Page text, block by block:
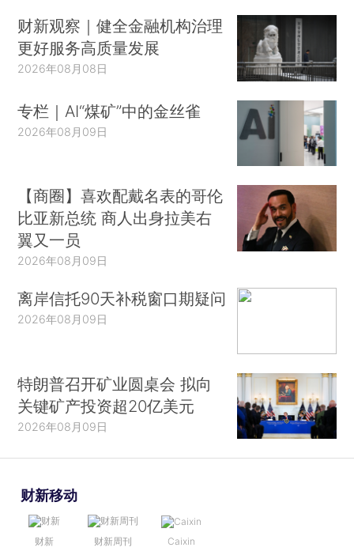
财新观察｜健全金融机构治理
更好服务高质量发展
2026年08月08日
专栏｜AI“煤矿”中的金丝雀
2026年08月09日
【商圈】喜欢配戴名表的哥伦
比亚新总统 商人出身拉美右
翼又一员
2026年08月09日
离岸信托90天补税窗口期疑问
2026年08月09日
特朗普召开矿业圆桌会 拟向
关键矿产投资超20亿美元
2026年08月09日
财新移动
财新 财新周刊 Caixin